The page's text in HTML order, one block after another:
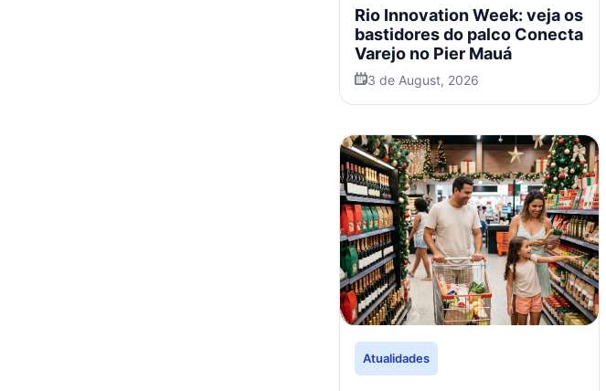
Rio Innovation Week: veja os
bastidores do palco Conecta
Varejo no Pier Mauá
3 de August, 2026
Atualidades